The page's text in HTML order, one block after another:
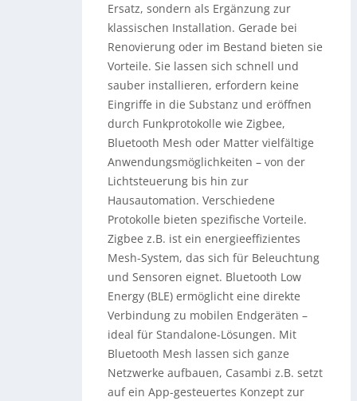
Ersatz, sondern als Ergänzung zur
klassischen Installation. Gerade bei
Renovierung oder im Bestand bieten sie
Vorteile. Sie lassen sich schnell und
sauber installieren, erfordern keine
Eingriffe in die Substanz und eröffnen
durch Funkprotokolle wie Zigbee,
Bluetooth Mesh oder Matter vielfältige
Anwendungsmöglichkeiten – von der
Lichtsteuerung bis hin zur
Hausautomation. Verschiedene
Protokolle bieten spezifische Vorteile.
Zigbee z.B. ist ein energieeffizientes
Mesh-System, das sich für Beleuchtung
und Sensoren eignet. Bluetooth Low
Energy (BLE) ermöglicht eine direkte
Verbindung zu mobilen Endgeräten –
ideal für Standalone-Lösungen. Mit
Bluetooth Mesh lassen sich ganze
Netzwerke aufbauen, Casambi z.B. setzt
auf ein App-gesteuertes Konzept zur